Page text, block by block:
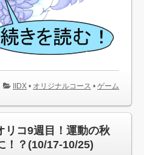
IIDX • オリジナルコース • ゲーム
リコ9週目！運動の秋
！？(10/17-10/25)